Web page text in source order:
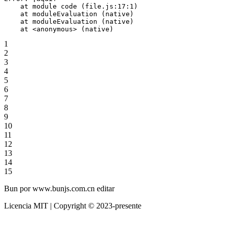
    at module code (file.js:17:1)
    at moduleEvaluation (native)
    at moduleEvaluation (native)
    at <anonymous> (native)
1
2
3
4
5
6
7
8
9
10
11
12
13
14
15
Bun por www.bunjs.com.cn editar
Licencia MIT | Copyright © 2023-presente